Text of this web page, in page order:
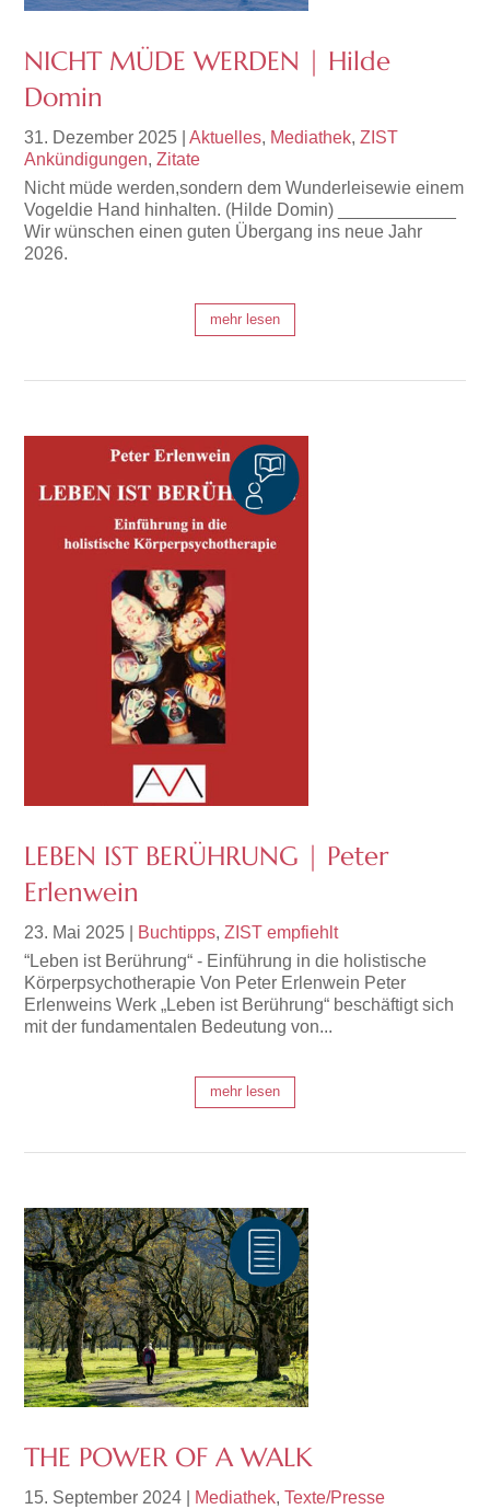
NICHT MÜDE WERDEN | Hilde
Domin
31. Dezember 2025 |Aktuelles, Mediathek,ZIST
Ankündigungen,Zitate
Nicht müde werden,sondern dem Wunderleisewie einem
Vogeldie Hand hinhalten. (Hilde Domin) ____________
Wir wünschen einen guten Übergang ins neue Jahr
2026.
mehr lesen
LEBEN IST BERÜHRUNG | Peter
Erlenwein
23. Mai 2025 Buchtipps,ZIST empfiehlt
“Leben ist Berührung“ - Einführung in die holistische
Körperpsychotherapie Von Peter Erlenwein Peter
Erlenweins Werk „Leben ist Berührung“ beschäftigt sich
mit der fundamentalen Bedeutung von...
mehr lesen
THE POWER OF A WALK
15. September 2024 Mediathek,Texte/Presse